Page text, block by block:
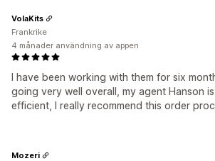
I have been working with them for six
going very well overall, my agent Hanson
efficient, I really recommend this order
VolaKits
Frankrike
4 månader användning av appen
Mozeri